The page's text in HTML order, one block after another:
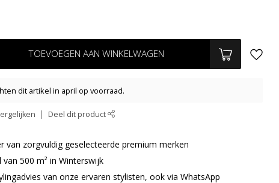
TOEVOEGEN AAN WINKELWAGEN
dit artikel in april op voorraad.
Deel dit product
van zorgvuldig geselecteerde premium merken
van 500 m² in Winterswijk
van onze ervaren stylisten, ook via WhatsApp